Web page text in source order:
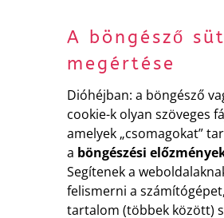
A böngésző
megértése
Dióhéjban: a böngésző
cookie-k olyan szöveges
amelyek „csomagokat”
a böngészési
Segítenek a
felismerni a
tartalom (többek között)